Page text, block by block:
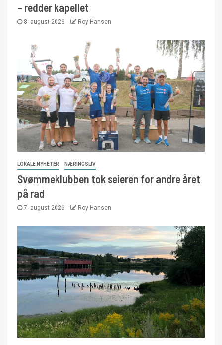
– redder kapellet
8. august 2026 Roy Hansen
LOKALE NYHETER NÆRINGSLIV
Svømmeklubben tok seieren for andre året
på rad
7. august 2026 Roy Hansen